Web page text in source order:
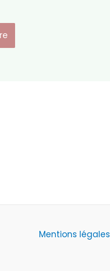
Mentions légales